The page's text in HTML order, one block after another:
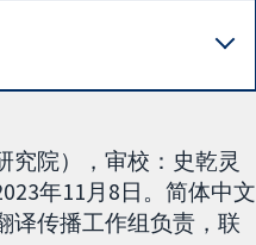
究院），审校：史乾灵
年11月8日。简体中文
译传播工作组负责，联